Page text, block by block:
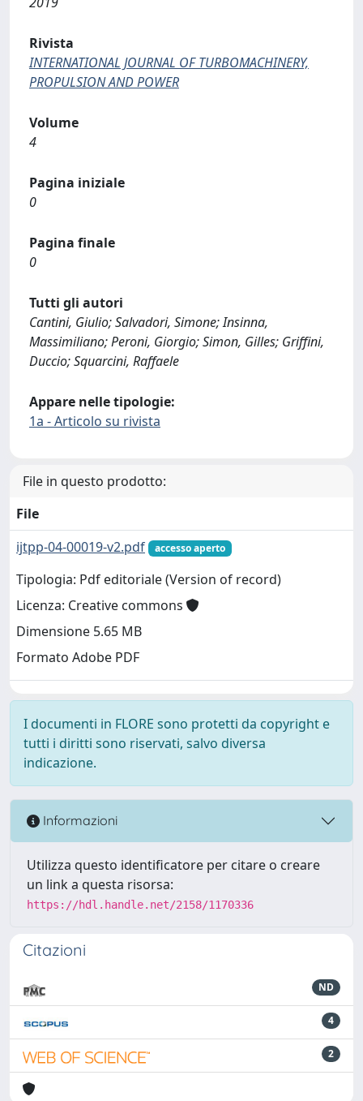
Rivista
INTERNATIONAL JOURNAL OF TURBOMACHINERY,
PROPULSION AND POWER
Volume
4
Pagina iniziale
0
Pagina finale
0
Tutti gli autori
Cantini, Giulio; Salvadori, Simone; Insinna,
Massimiliano; Peroni, Giorgio; Simon, Gilles; Griffini,
Duccio; Squarcini, Raffaele
Appare nelle tipologie:
1a - Articolo su rivista
File in questo prodotto:
File
ijtpp-04-00019-v2.pdf
accesso aperto
Tipologia: Pdf editoriale (Version of record)
Licenza: Creative commons
Dimensione 5.65 MB
Formato Adobe PDF
I documenti in FLORE sono protetti da copyright e
tutti i diritti sono riservati, salvo diversa
indicazione.
Informazioni
Utilizza questo identificatore per citare o creare
un link a questa risorsa:
https://hdl.handle.net/2158/1170336
Citazioni
ND
4
2